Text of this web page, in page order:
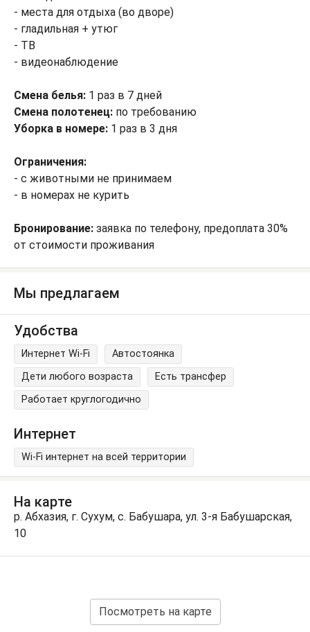
- места для отдыха (во дворе)
- гладильная + утюг
- ТВ
- видеонаблюдение
Смена белья: 1 раз в 7 дней
Смена полотенец: по требованию
Уборка в номере: 1 раз в 3 дня
Ограничения:
- с животными не принимаем
- в номерах не курить
Бронирование: заявка по телефону, предоплата 30%
от стоимости проживания
Мы предлагаем
Удобства
Интернет Wi-Fi
Автостоянка
Дети любого возраста
Есть трансфер
Работает круглогодично
Интернет
Wi-Fi интернет на всей территории
На карте
р. Абхазия, г. Сухум, с. Бабушара, ул. 3-я Бабушарская,
10
Посмотреть на карте